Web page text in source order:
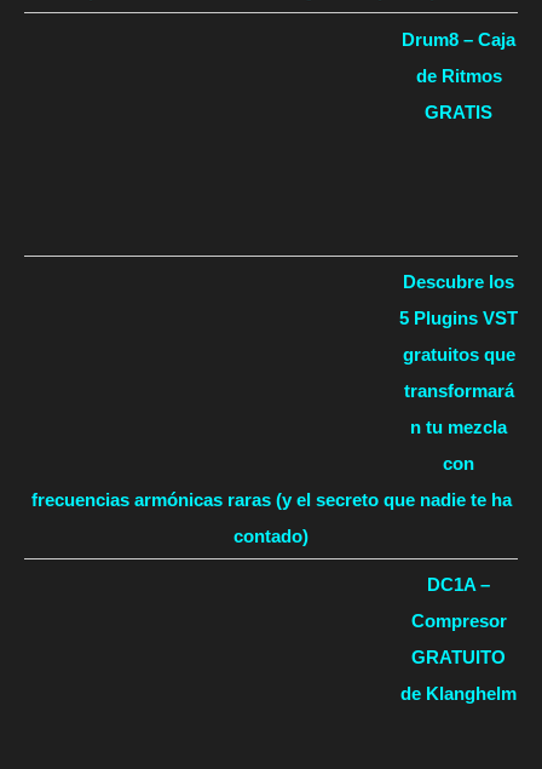
Drum8 – Caja
de Ritmos
GRATIS
Descubre los
5 Plugins VST
gratuitos que
transformará
n tu mezcla
con
frecuencias armónicas raras (y el secreto que nadie te ha
contado)
DC1A –
Compresor
GRATUITO
de Klanghelm